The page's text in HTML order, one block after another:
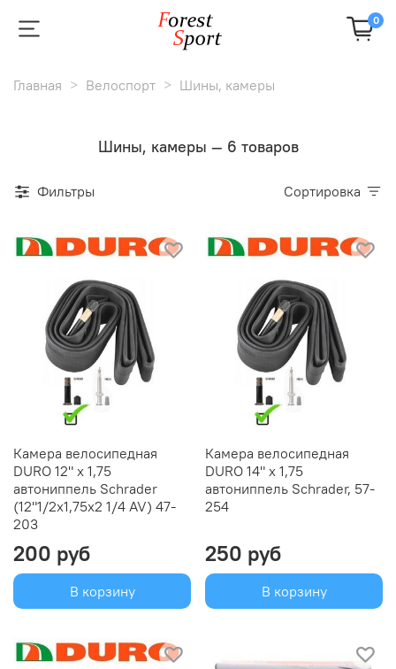
0
Главная Велоспорт Шины, камеры
Шины, камеры — 6 товаров
Фильтры Сортировка
Камера велосипедная
DURO 12" х 1,75
автониппель Schrader
(12"1/2х1,75х2 1/4 AV) 47-
203
200 руб
В корзину
Камера велосипедная
DURO 14" х 1,75
автониппель Schrader, 57-
254
250 руб
В корзину